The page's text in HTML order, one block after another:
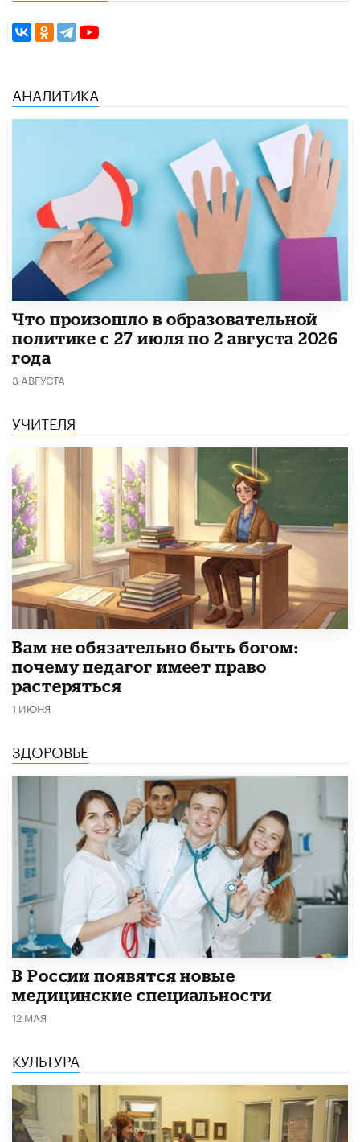
АНАЛИТИКА
​Что произошло в образовательной
политике с 27 июля по 2 августа 2026
года
3 АВГУСТА
УЧИТЕЛЯ
​Вам не обязательно быть богом:
почему педагог имеет право
растеряться
1 ИЮНЯ
ЗДОРОВЬЕ
В России появятся новые
медицинские специальности
12 МАЯ
КУЛЬТУРА